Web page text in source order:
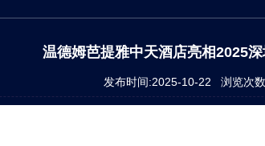
温德姆芭提雅中天酒店亮相2025
发布时间:2025-10-22 浏览次